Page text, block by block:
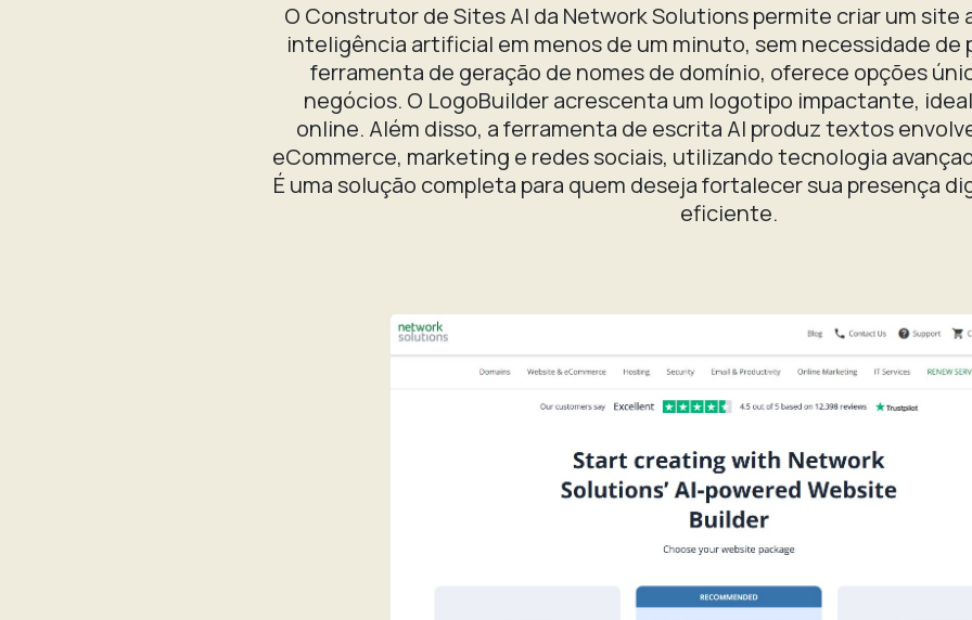
O Construtor de Sites AI da Network Solutions permite criar um site
inteligência artificial em menos de um minuto, sem necessidade de
ferramenta de geração de nomes de domínio, oferece opções
negócios. O LogoBuilder acrescenta um logotipo impactante,
online. Além disso, a ferramenta de escrita AI produz textos
eCommerce, marketing e redes sociais, utilizando tecnologia
É uma solução completa para quem deseja fortalecer sua presença
eficiente.